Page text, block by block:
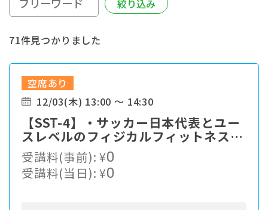
71件見つかりました
空席あり
12/03(木) 13:00 ～ 14:30
【SST-4】・サッカー日本代表とユー
スレベルのフィジカルフィットネスと
コンディショニング ・なでしこジャ
パンを支える最新テクノロジー ・こ
れからのコンディショニングで求めら
受講料(事前):¥0
受講料(当日):¥0